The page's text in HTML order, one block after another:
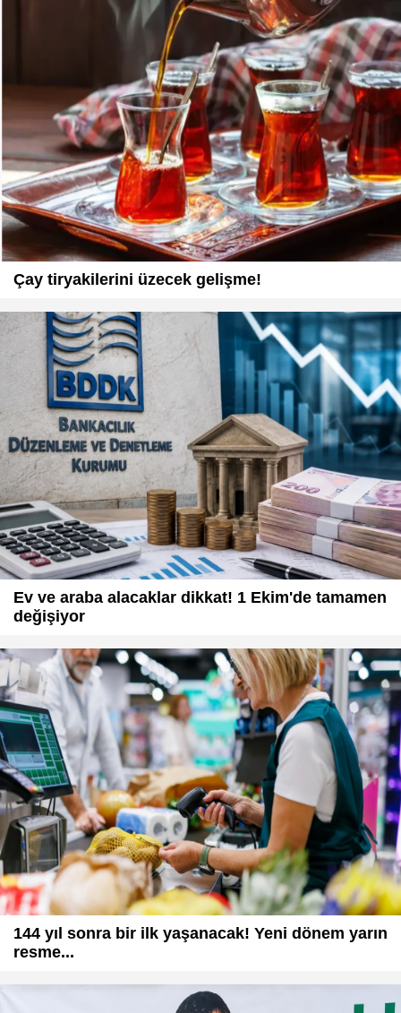
Çay tiryakilerini üzecek gelişme!
Ev ve araba alacaklar dikkat! 1 Ekim'de tamamen
değişiyor
144 yıl sonra bir ilk yaşanacak! Yeni dönem yarın
resme...